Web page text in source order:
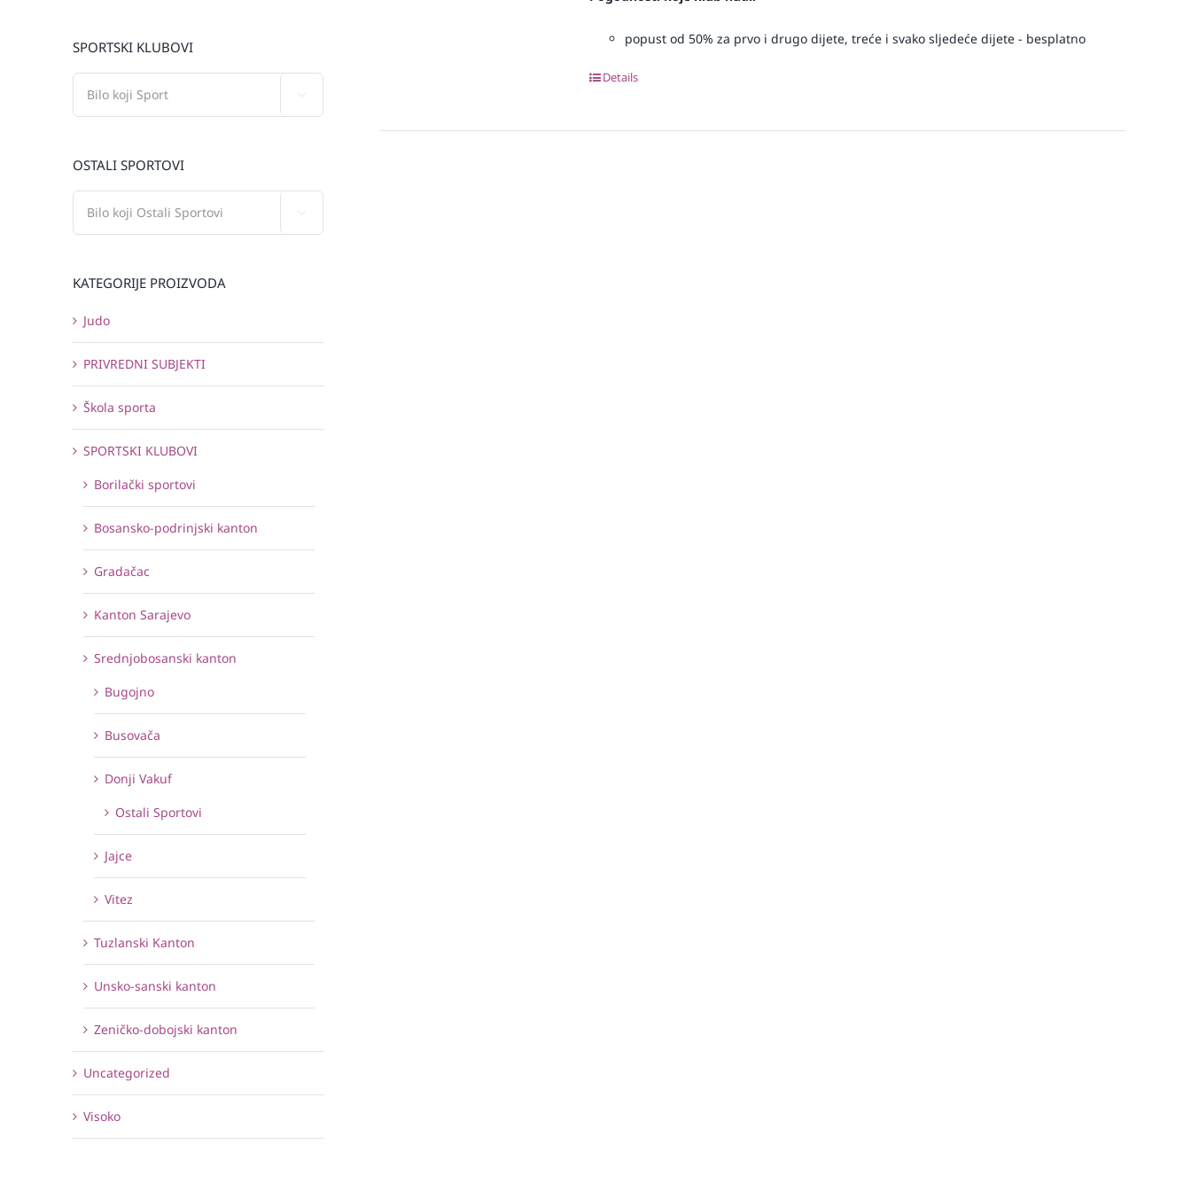
popust od 50% za prvo i drugo dijete, treće i svako sljedeće dijete - besplatno
Details
SPORTSKI KLUBOVI
OSTALI SPORTOVI
KATEGORIJE PROIZVODA
Judo
PRIVREDNI SUBJEKTI
Škola sporta
SPORTSKI KLUBOVI
Borilački sportovi
Bosansko-podrinjski kanton
Gradačac
Kanton Sarajevo
Srednjobosanski kanton
Bugojno
Busovača
Donji Vakuf
Ostali Sportovi
Jajce
Vitez
Tuzlanski Kanton
Unsko-sanski kanton
Zeničko-dobojski kanton
Uncategorized
Visoko